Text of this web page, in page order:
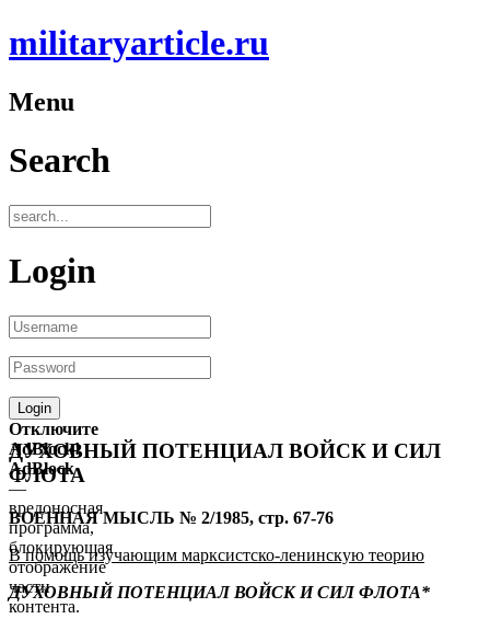
militaryarticle.ru
Menu
Search
Login
Отключите
AdBlock!
AdBlock
—
вредоносная
программа,
блокирующая
отображение
части
контента.
ДУХОВНЫЙ ПОТЕНЦИАЛ ВОЙСК И СИЛ
ФЛОТА
ВОЕННАЯ МЫСЛЬ № 2/1985, стр. 67-76
В помощь изучающим марксистско-ленинскую теорию
ДУХОВНЫЙ ПОТЕНЦИАЛ ВОЙСК И СИЛ ФЛОТА*